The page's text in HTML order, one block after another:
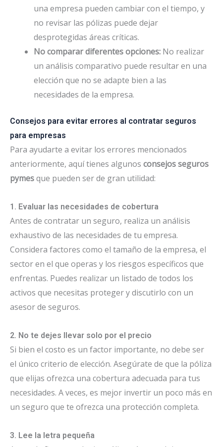
una empresa pueden cambiar con el tiempo, y
no revisar las pólizas puede dejar
desprotegidas áreas críticas.
No comparar diferentes opciones: No realizar
un análisis comparativo puede resultar en una
elección que no se adapte bien a las
necesidades de la empresa.
Consejos para evitar errores al contratar seguros
para empresas
Para ayudarte a evitar los errores mencionados
anteriormente, aquí tienes algunos consejos seguros
pymesque pueden ser de gran utilidad:
1. Evaluar las necesidades de cobertura
Antes de contratar un seguro, realiza un análisis
exhaustivo de las necesidades de tu empresa.
Considera factores como el tamaño de la empresa, el
sector en el que operas y los riesgos específicos que
enfrentas. Puedes realizar un listado de todos los
activos que necesitas proteger y discutirlo con un
asesor de seguros.
2. No te dejes llevar solo por el precio
Si bien el costo es un factor importante, no debe ser
el único criterio de elección. Asegúrate de que la póliza
que elijas ofrezca una cobertura adecuada para tus
necesidades. A veces, es mejor invertir un poco más en
un seguro que te ofrezca una protección completa.
3. Lee la letra pequeña